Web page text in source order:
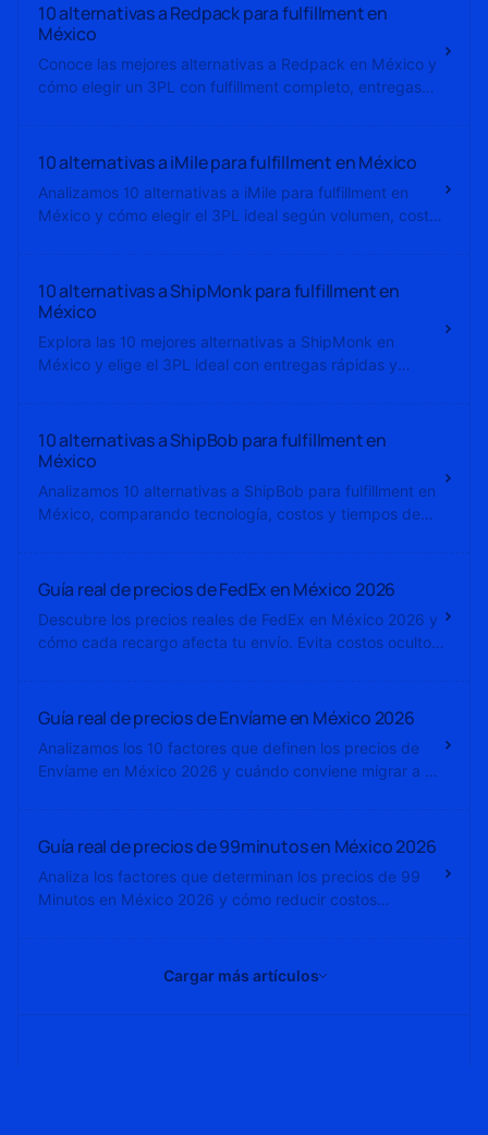
10 alternativas a Redpack para fulfillment en
México
Conoce las mejores alternativas a Redpack en México y
cómo elegir un 3PL con fulfillment completo, entregas
10 alternativas a iMile para fulfillment en México
Analizamos 10 alternativas a iMile para fulfillment en
México y cómo elegir el 3PL ideal según volumen, costos
10 alternativas a ShipMonk para fulfillment en
México
Explora las 10 mejores alternativas a ShipMonk en
México y elige el 3PL ideal con entregas rápidas y
10 alternativas a ShipBob para fulfillment en
México
Analizamos 10 alternativas a ShipBob para fulfillment en
México, comparando tecnología, costos y tiempos de
Guía real de precios de FedEx en México 2026
Descubre los precios reales de FedEx en México 2026 y
cómo cada recargo afecta tu envío. Evita costos ocultos
Guía real de precios de Envíame en México 2026
Analizamos los 10 factores que definen los precios de
Envíame en México 2026 y cuándo conviene migrar a un
Guía real de precios de 99minutos en México 2026
Analiza los factores que determinan los precios de 99
Minutos en México 2026 y cómo reducir costos
Cargar más artículos